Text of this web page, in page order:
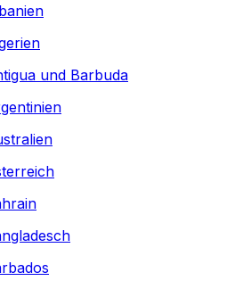
und Barbuda